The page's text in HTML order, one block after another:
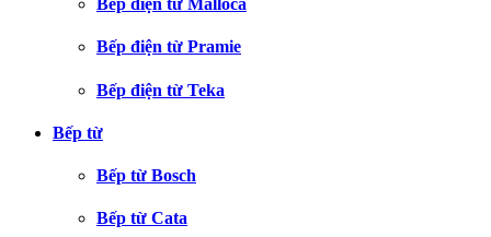
Bếp điện từ Malloca
Bếp điện từ Pramie
Bếp điện từ Teka
Bếp từ
Bếp từ Bosch
Bếp từ Cata